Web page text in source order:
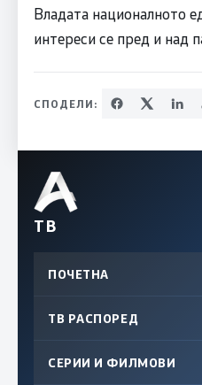
Владата националното
интереси се пред и над
СПОДЕЛИ:
ТВ
ПОЧЕТНА
ТВ РАСПОРЕД
СЕРИИ И ФИЛМОВИ